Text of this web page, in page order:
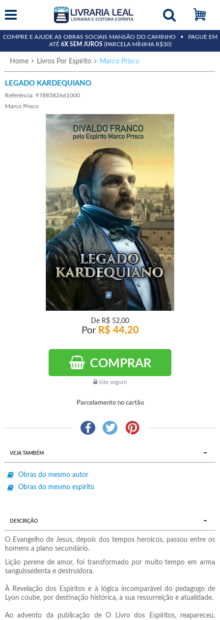
COMPRE E AJUDE AS OBRAS SOCIAIS MANSÃO DO CAMINHO • PAGUE EM
ATÉ 6X SEM JUROS (PARCELA MÍNIMA R$30)
Home Livros Por Espírito Marco Prisco
LEGADO KARDEQUIANO
Referência: 9788582661000
Marco Prisco
De R$ 52,00
Por R$ 44,20
COMPRAR
Site seguro
Parcelamento no cartão
VEJA TAMBÉM
Obras do mesmo autor
Obras do mesmo espírito
DESCRIÇÃO
O Evangelho de Jesus, depois dos tempos heroicos, passou entre os
homens a plano secundário.
Lição perene de amor, foi transformado por muito tempo em arma
sanguissedenta e destruidora.
À Revelação dos Espíritos e à lógica incomparável do pedagogo de
Lyon coube, por destinação histórica, a sua ressurreição e atualidade.
Ao advento da publicação de O Livro dos Espíritos, reapareceu,